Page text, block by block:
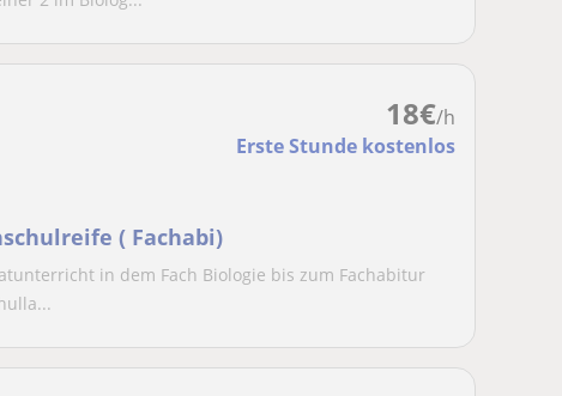
18€/h
Erste Stunde kostenlos
( Fachabi)
in dem Fach Biologie bis zum Fachabitur